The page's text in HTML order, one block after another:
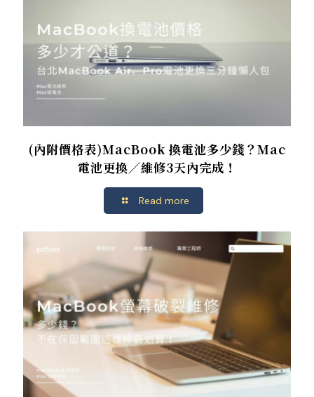
(內附價格表)MacBook 換電池多少錢？Mac
電池更換／維修3天內完成！
Read more